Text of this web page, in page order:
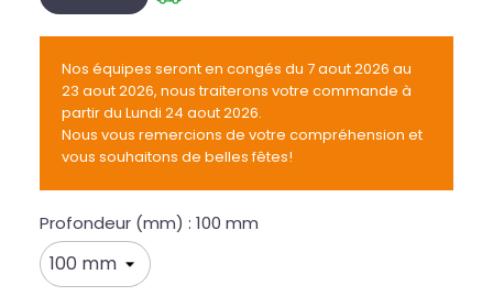
Nos équipes seront en congés du 7 aout 2026 au
23 aout 2026, nous traiterons votre commande à
partir du Lundi 24 aout 2026.
Nous vous remercions de votre compréhension et
vous souhaitons de belles fêtes!
Profondeur (mm) : 100 mm